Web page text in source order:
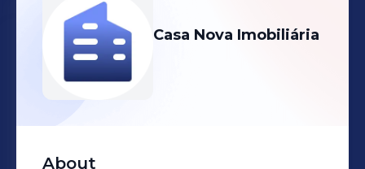
Casa Nova Imobiliária
About